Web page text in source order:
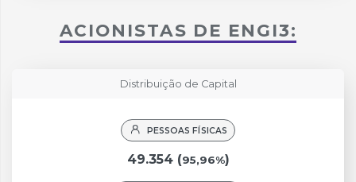
ACIONISTAS DE ENGI3:
Distribuição de Capital
PESSOAS FÍSICAS
49.354 (95,96%)